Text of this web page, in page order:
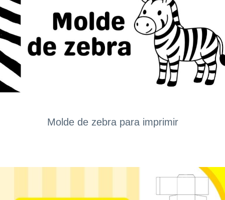
Molde de zebra para imprimir